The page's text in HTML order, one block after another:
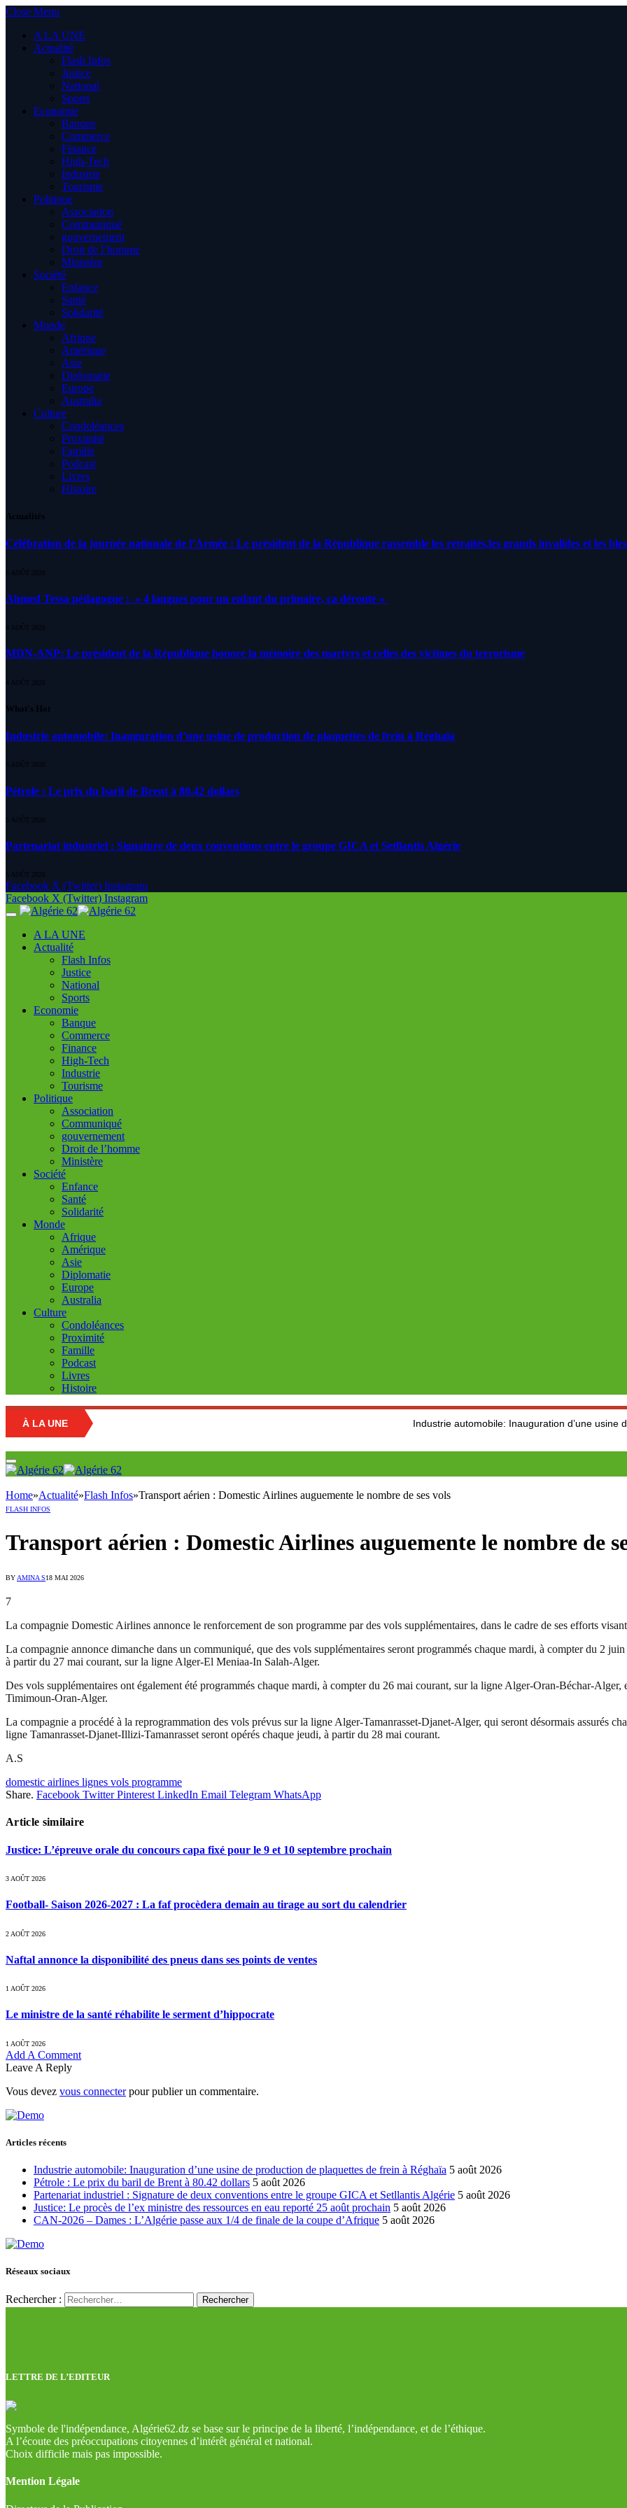
Close Menu
A LA UNE
Actualité
Flash Infos
Justice
National
Sports
Economie
Banque
Commerce
Finance
High-Tech
Industrie
Tourisme
Politique
Association
Communiqué
gouvernement
Droit de l’homme
Ministère
Société
Enfance
Santé
Solidarité
Monde
Afrique
Amérique
Asie
Diplomatie
Europe
Australia
Culture
Condoléances
Proximité
Famille
Podcast
Livres
Histoire
Actualités
Célébration de la journée nationale de l’Armée : Le président de la République rassemble les retraités,les grands invalides et les
5 AOÛT 2026
Ahmed Tessa pédagogue : » 4 langues pour un enfant du primaire, ça déroute «
4 AOÛT 2026
MDN-ANP: Le président de la République honore la mémoire des martyrs et celles des victimes du terrorisme
4 AOÛT 2026
What's Hot
Industrie automobile: Inauguration d’une usine de production de plaquettes de frein à Réghaïa
5 AOÛT 2026
Pétrole : Le prix du baril de Brent à 80.42 dollars
5 AOÛT 2026
Partenariat industriel : Signature de deux conventions entre le groupe GICA et Setllantis Algérie
5 AOÛT 2026
Facebook X (Twitter) Instagram
Facebook X (Twitter) Instagram
A LA UNE
Actualité
Flash Infos
Justice
National
Sports
Economie
Banque
Commerce
Finance
High-Tech
Industrie
Tourisme
Politique
Association
Communiqué
gouvernement
Droit de l’homme
Ministère
Société
Enfance
Santé
Solidarité
Monde
Afrique
Amérique
Asie
Diplomatie
Europe
Australia
Culture
Condoléances
Proximité
Famille
Podcast
Livres
Histoire
À LA UNE Industrie automobile: Inauguration d’une usine de
Home»Actualité»Flash Infos»Transport aérien : Domestic Airlines auguemente le nombre de ses vols
FLASH INFOS
Transport aérien : Domestic Airlines auguemente le nombre de
BYAMINA S18 MAI 2026
7
La compagnie Domestic Airlines annonce le renforcement de son programme par des vols supplémentaires, dans le cadre de ses efforts
La compagnie annonce dimanche dans un communiqué, que des vols supplémentaires seront programmés chaque mardi, à compter du 2
à partir du 27 mai courant, sur la ligne Alger-El Meniaa-In Salah-Alger.
Des vols supplémentaires ont également été programmés chaque mardi, à compter du 26 mai courant, sur la ligne Alger-Oran-Béchar-
Timimoun-Oran-Alger.
La compagnie a procédé à la reprogrammation des vols prévus sur la ligne Alger-Tamanrasset-Djanet-Alger, qui seront désormais assurés
ligne Tamanrasset-Djanet-Illizi-Tamanrasset seront opérés chaque jeudi, à partir du 28 mai courant.
A.S
domestic airlines lignes vols programme
Share. Facebook Twitter Pinterest LinkedIn Email Telegram WhatsApp
Article similaire
Justice: L’épreuve orale du concours capa fixé pour le 9 et 10 septembre prochain
3 AOÛT 2026
Football- Saison 2026-2027 : La faf procèdera demain au tirage au sort du calendrier
2 AOÛT 2026
Naftal annonce la disponibilité des pneus dans ses points de ventes
1 AOÛT 2026
Le ministre de la santé réhabilite le serment d’hippocrate
1 AOÛT 2026
Add A Comment
Leave A Reply
Vous devez vous connecterpour publier un commentaire.
Articles récents
Industrie automobile: Inauguration d’une usine de production de plaquettes de frein à Réghaïa 5 août 2026
Pétrole : Le prix du baril de Brent à 80.42 dollars 5 août 2026
Partenariat industriel : Signature de deux conventions entre le groupe GICA et Setllantis Algérie 5 août 2026
Justice: Le procès de l’ex ministre des ressources en eau reporté 25 août prochain 5 août 2026
CAN-2026 – Dames : L’Algérie passe aux 1/4 de finale de la coupe d’Afrique 5 août 2026
Réseaux sociaux
Rechercher :
LETTRE DE L’EDITEUR
Symbole de l'indépendance, Algérie62.dz se base sur le principe de la liberté, l’indépendance, et de l’éthique.
A l’écoute des préoccupations citoyennes d’intérêt général et national.
Choix difficile mais pas impossible.
Mention Légale